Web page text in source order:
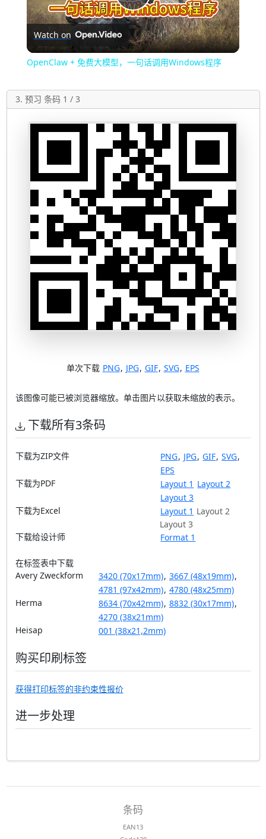
Play
Video
Watch on
OpenClaw + 免费大模型，一句话调用Windows程序
3. 预习 条码 1 / 3
单次下载 PNG, JPG, GIF, SVG, EPS
该图像可能已被浏览器缩放。单击图片以获取未缩放的表示。
下载所有3条码
下载为ZIP文件 PNG, JPG, GIF, SVG,
EPS
下载为PDF
Layout 1 Layout 2
Layout 3
下载为Excel
Layout 1 Layout 2
Layout 3
下载给设计师
Format 1
在标签表中下载
Avery Zweckform
3420 (70x17mm), 3667 (48x19mm),
4781 (97x42mm), 4780 (48x25mm)
Herma
8634 (70x42mm), 8832 (30x17mm),
4270 (38x21mm)
Heisap
001 (38x21,2mm)
购买印刷标签
获得打印标签的非约束性报价
进一步处理
条码
EAN13